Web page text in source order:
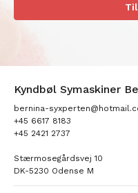
Kyndbøl Symaskiner
bernina-
+45 6617 8183
+45 2421 2737
Stærmosegårdsvej 10
DK-5230 Odense M